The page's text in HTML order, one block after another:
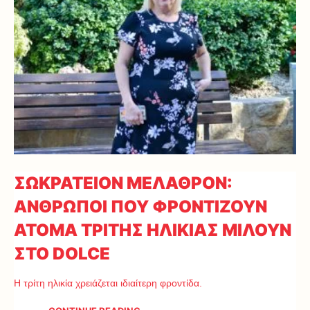
ΣΩΚΡΑΤΕΙΟΝ ΜΕΛΑΘΡΟΝ:
ΑΝΘΡΩΠΟΙ ΠΟΥ ΦΡΟΝΤΙΖΟΥΝ
ΑΤΟΜΑ ΤΡΙΤΗΣ ΗΛΙΚΙΑΣ ΜΙΛΟΥΝ
ΣΤΟ DOLCE
Η τρίτη ηλικία χρειάζεται ιδιαίτερη φροντίδα.